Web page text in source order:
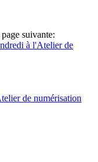
suivante:
à l'Atelier de
de numérisation